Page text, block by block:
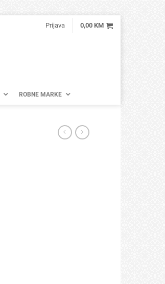
Prijava 0,00 KM
ROBNE MARKE